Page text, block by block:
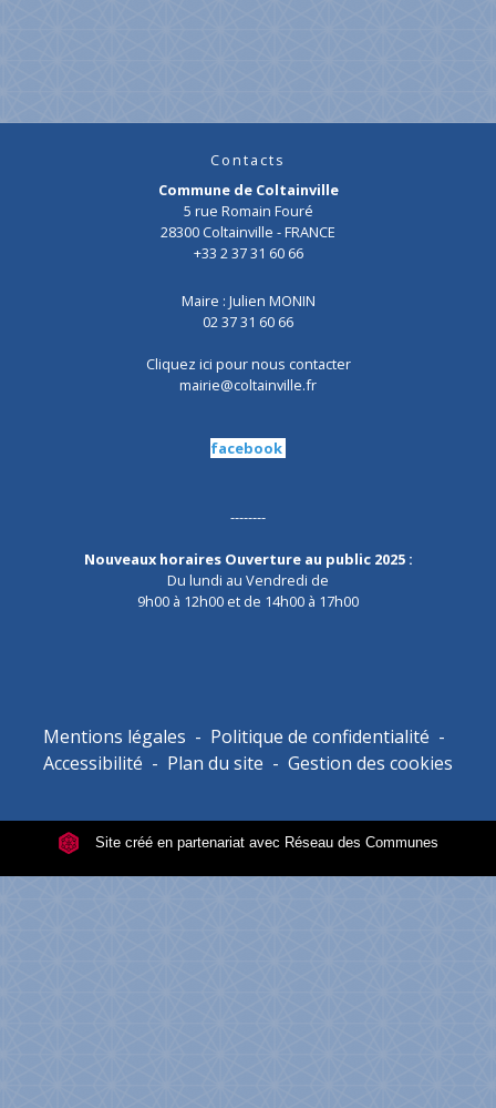
Contacts
Commune de Coltainville
5 rue Romain Fouré
28300 Coltainville - FRANCE
+33 2 37 31 60 66
Maire : Julien MONIN
02 37 31 60 66
Cliquez ici pour nous contacter
mairie@coltainville.fr
facebook
--------
Nouveaux horaires Ouverture au public 2025 :
Du lundi au Vendredi de
9h00 à 12h00 et de 14h00 à 17h00
Mentions légales - Politique de confidentialité -
Accessibilité - Plan du site - Gestion des cookies
Site créé en partenariat avec Réseau des Communes